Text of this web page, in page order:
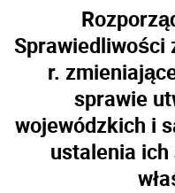
Sprawiedliwości
r.
sprawie
wojewódzkich i
ustalenia